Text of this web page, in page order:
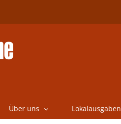
Über uns Lokalausgaben